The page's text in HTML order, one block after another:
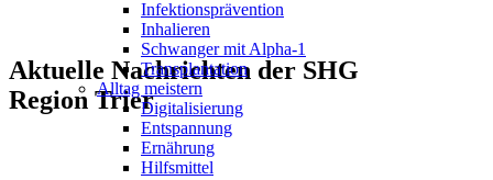
Infektionsprävention
Inhalieren
Schwanger mit Alpha-1
Transplantation
Alltag meistern
Digitalisierung
Entspannung
Ernährung
Hilfsmittel
Aktuelle Nachrichten der SHG
Region Trier